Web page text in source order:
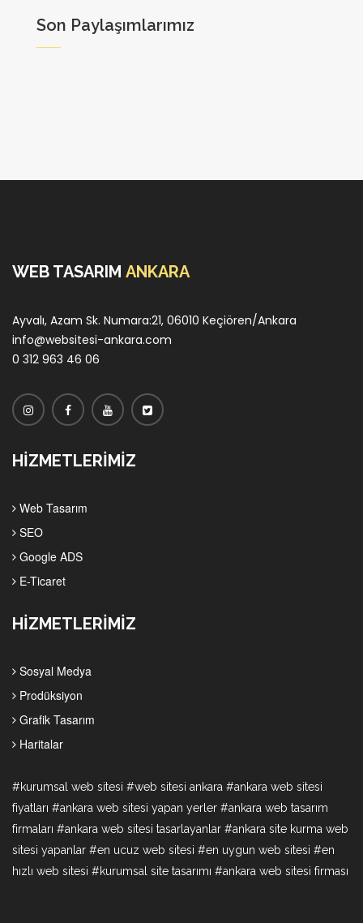
Son Paylaşımlarımız
WEB TASARIM ANKARA
Ayvalı, Azam Sk. Numara:21, 06010 Keçiören/Ankara
info@websitesi-ankara.com
0 312 963 46 06
HİZMETLERİMİZ
Web Tasarım
SEO
Google ADS
E-Ticaret
HİZMETLERİMİZ
Sosyal Medya
Prodüksiyon
Grafik Tasarım
Haritalar
#kurumsal web sitesi #web sitesi ankara #ankara web sitesi
fiyatları #ankara web sitesi yapan yerler #ankara web tasarım
firmaları #ankara web sitesi tasarlayanlar #ankara site kurma web
sitesi yapanlar #en ucuz web sitesi #en uygun web sitesi #en
hızlı web sitesi #kurumsal site tasarımı #ankara web sitesi firması